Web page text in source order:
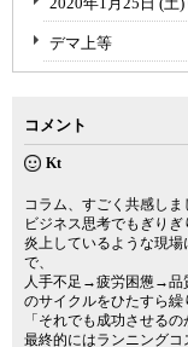
デマ上等
コメント
Kt
コラム、すごく共感しま
ビジネス思考でもぎりぎ
炎上しているような現
で、
人手不足→疲労困憊→
のサイクルをひたすら繰
「それでも成功させる
最終的にはランニングコ